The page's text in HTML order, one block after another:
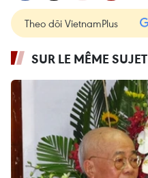
Theo dõi VietnamPlus
SUR LE MÊME SUJET